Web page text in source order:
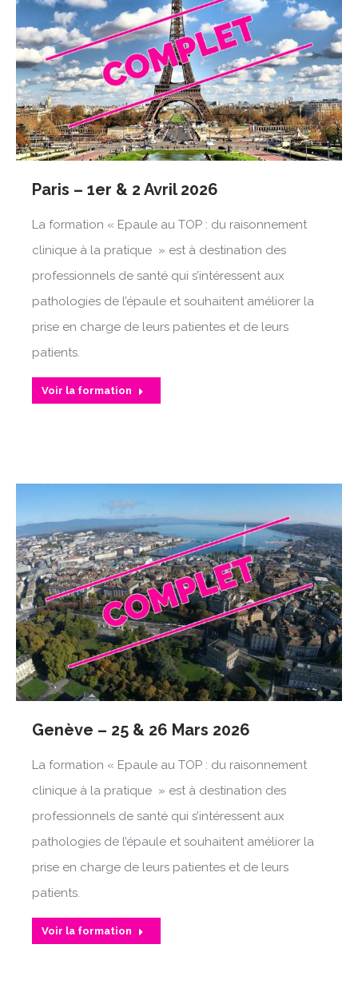
Paris – 1er & 2 Avril 2026
La formation « Epaule au TOP : du raisonnement
clinique à la pratique » est à destination des
professionnels de santé qui s’intéressent aux
pathologies de l’épaule et souhaitent améliorer la
prise en charge de leurs patientes et de leurs
patients.
Voir la formation
Genève – 25 & 26 Mars 2026
La formation « Epaule au TOP : du raisonnement
clinique à la pratique » est à destination des
professionnels de santé qui s’intéressent aux
pathologies de l’épaule et souhaitent améliorer la
prise en charge de leurs patientes et de leurs
patients.
Voir la formation